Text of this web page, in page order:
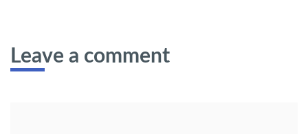
Leave a comment